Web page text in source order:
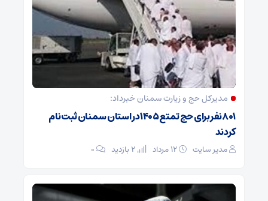
مدیرکل حج و زیارت ‌سمنان خبرداد:
۸۰۱ نفر برای حج تمتع ۱۴۰۵ در استان سمنان ثبت نام
کردند
مدیر سایت ۰